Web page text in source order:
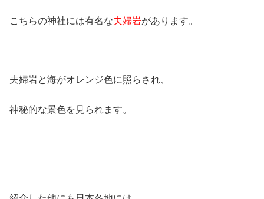
こちらの神社には有名な夫婦岩があります。
夫婦岩と海がオレンジ色に照らされ、
神秘的な景色を見られます。